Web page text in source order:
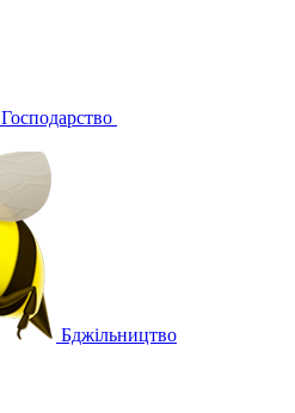
Господарство
Бджільництво